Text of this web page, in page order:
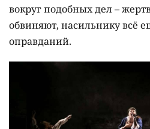
вокруг подобных дел –
обвиняют, насильнику всё
оправданий.